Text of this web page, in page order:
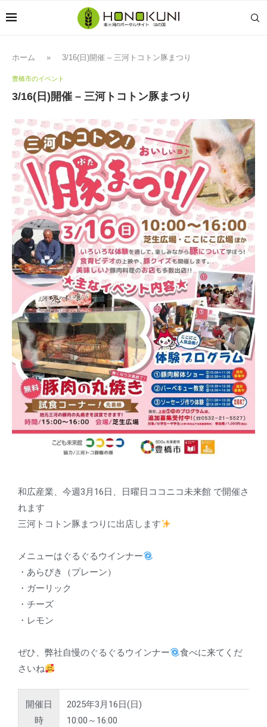
ホーム » 3/16(日)開催 – 三河トコトン豚まつり
豊橋市のイベント
3/16(日)開催 – 三河トコトン豚まつり
和広産業、今週3月16日、日曜日ココニコ未来館 で開催さ
れます
三河トコトン豚まつりに出店します
メニューはぐるぐるウインナー
・あらびき（プレーン）
・ガーリック
・チーズ
・レモン
ぜひ、弊社自慢のぐるぐるウインナー
食べに来てくだ
さいね
開催日
時
2025年3月16日(日)
10:00～16:00